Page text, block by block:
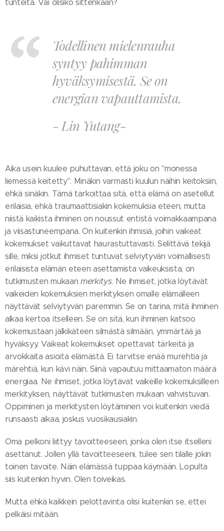
tunteita. Vai olisiko sittenkään?
Todellinen mielenrauha
syntyy pahimman
hyväksymisestä. Se on
energian vapauttamista.
- Lin Yutang-
Aika usein kuulee puhuttavan, että joku on "monessa
liemessä keitetty". Minäkin varmasti kuulun näihin keitoksiin,
ehkä sinäkin. Tämä tarkoittaa sitä, että elämä on asetellut
erilaisia, ehkä traumaattisiakin kokemuksia eteen, mutta
niistä kaikista ihminen on noussut entistä voimakkaampana
ja viisastuneempana. On kuitenkin ihmisiä, joihin vaikeat
kokemukset vaikuttavat haurastuttavasti. Selittävä tekijä
sille, miksi jotkut ihmiset tuntuvat selviytyvän voimallisesti
erilaisista elämän eteen asettamista vaikeuksista, on
tutkimusten mukaan merkitys. Ne ihmiset, jotka löytävät
vaikeiden kokemuksien merkityksen omalle elämälleen
näyttävät selviytyvän paremmin. Se on tarina, mitä ihminen
alkaa kertoa itselleen. Se on sitä, kun ihminen katsoo
kokemustaan jälkikäteen silmästä silmään, ymmärtää ja
hyväksyy. Vaikeat kokemukset opettavat tärkeitä ja
arvokkaita asioita elämästä. Ei tarvitse enää murehtia ja
märehtiä, kun kävi näin. Siinä vapautuu mittaamaton määrä
energiaa. Ne ihmiset, jotka löytävät vaikeille kokemuksilleen
merkityksen, näyttävät tutkimusten mukaan vahvistuvan.
Oppiminen ja merkitysten löytäminen voi kuitenkin viedä
runsaasti aikaa, joskus vuosikausiakin.
Oma pelkoni liittyy tavoitteeseen, jonka olen itse itselleni
asettanut. Jollen yllä tavoitteeseeni, tulee sen tilalle jokin
toinen tavoite. Näin elämässä tuppaa käymään. Lopulta
siis kuitenkin hyvin. Olen toiveikas.
Mutta ehkä kaikkein pelottavinta olisi kuitenkin se, ettei
pelkäisi mitään.